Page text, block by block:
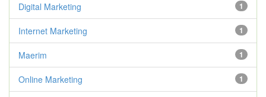
1
Digital Marketing
1
Internet Marketing
1
Maerim
1
Online Marketing